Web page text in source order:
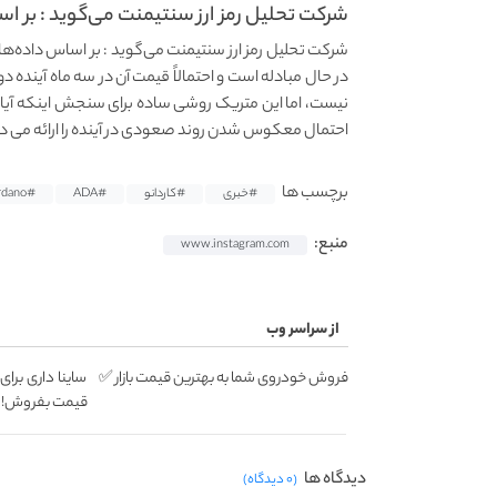
شرکت تحلیل رمز ارز سنتیمنت می‌گوید : بر
در حال مبادله است و احتمالاً قیمت آن در سه ماه
نیست، اما این متریک روشی ساده برای سنجش اینکه
احتمال معکوس شدن روند صعودی در آینده را ارائه
برچسب ها #خبری #کاردانو #ADA
#cardano
منبع: www.instagram.com
از سراسر وب
فروش خودروی شما به بهترین قیمت بازار ✅ ساینا داری
قیمت بفروش!
دیدگاه ها (۰ دیدگاه)